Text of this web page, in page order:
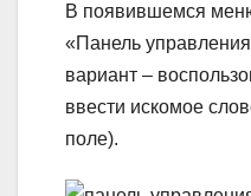
В появившемся
«Панель
вариант –
ввести искомое
поле).